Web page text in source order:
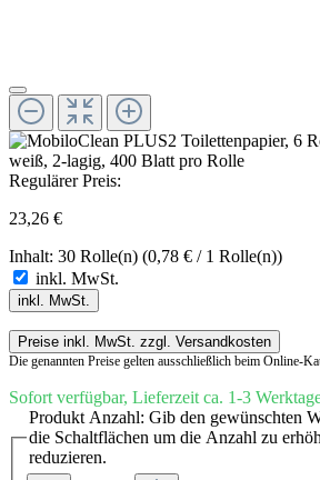
Regulärer Preis:
23,26 €
Inhalt: 30 Rolle(n) (0,78 € / 1 Rolle(n))
inkl. MwSt.
inkl. MwSt.
Preise inkl. MwSt. zzgl. Versandkosten
Die genannten Preise gelten ausschließlich beim Online-
Sofort verfügbar, Lieferzeit ca. 1-3
Produkt Anzahl: Gib den gewünschten
die Schaltflächen um die Anzahl zu
reduzieren.